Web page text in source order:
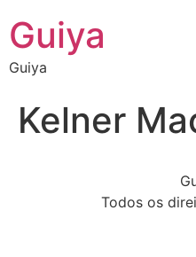
Guiya
Guiya
Kelner
Todos os